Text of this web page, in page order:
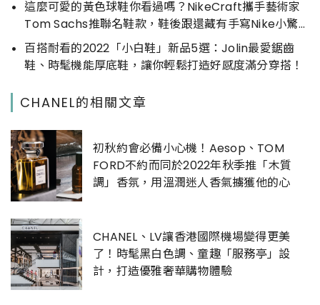
這麼可愛的黃色球鞋你看過嗎？NikeCraft攜手藝術家
Tom Sachs推聯名鞋款，鞋後跟還藏有手寫Nike小驚
喜
百搭耐看的2022「小白鞋」新品5選：Jolin最愛鋸齒
鞋、時髦機能厚底鞋，讓你輕鬆打造好感度滿分穿搭！
CHANEL的相關文章
初秋約會必備小心機！Aesop、TOM
FORD不約而同於2022年秋季推「木質
調」香氛，用溫潤迷人香氣擄獲他的心
CHANEL、LV讓香港國際機場變得更美
了！時髦黑白色調、童趣「服務亭」設
計，打造優雅奢華購物體驗